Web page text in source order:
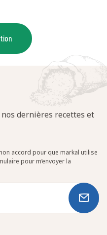
dernières recettes et
accord pour que markal utilise
pour m’envoyer la